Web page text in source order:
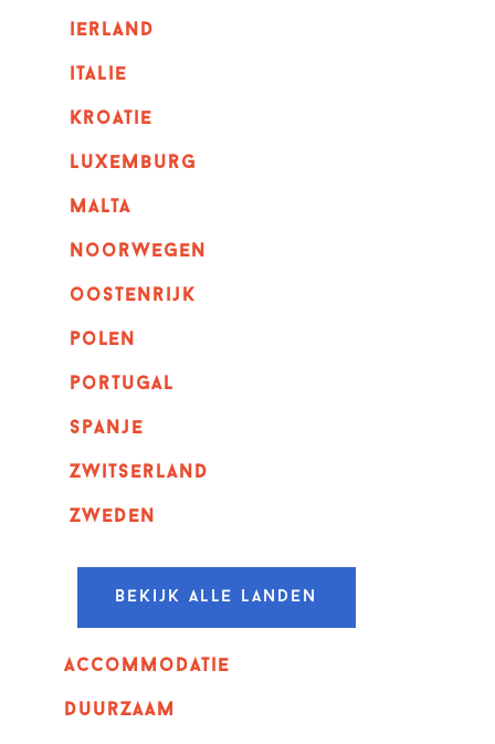
ierland
italie
kroatie
luxemburg
malta
noorwegen
oostenrijk
polen
portugal
spanje
zwitserland
zweden
Bekijk alle landen
Accommodatie
Duurzaam